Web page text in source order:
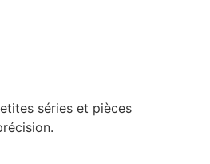
séries et pièces